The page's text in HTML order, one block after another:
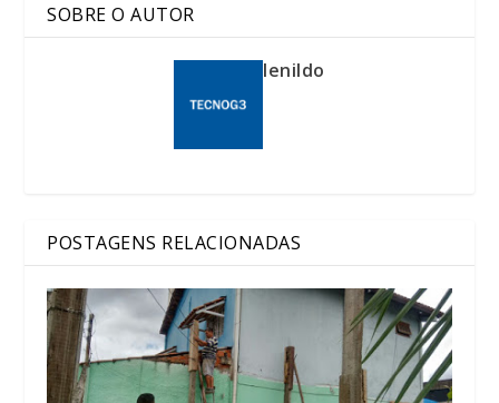
SOBRE O AUTOR
lenildo
POSTAGENS RELACIONADAS